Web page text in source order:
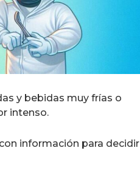
y bebidas muy frías o
intenso.
información para decidir